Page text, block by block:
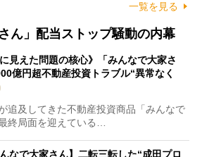
一覧を見る
ん」配当ストップ騒動の内幕
に見えた問題の核心》「みんなで大家さ
億円超不動産投資トラブル“異常なく
追及してきた不動産投資商品「みんなで
終局面を迎えている…
なで大家さん】二転三転した“成田プロ